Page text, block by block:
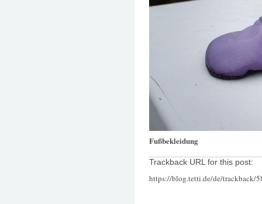
Fußbekleidung
Trackback URL for this post:
https://blog.tetti.de/de/trackback/